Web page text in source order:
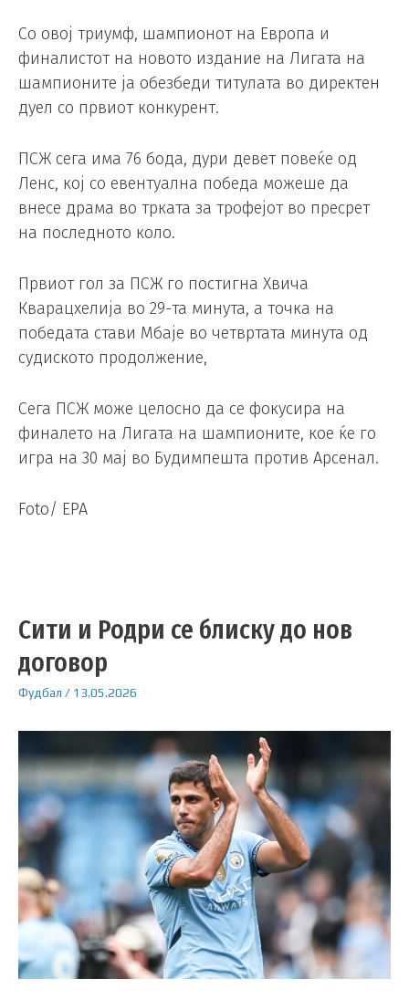
Со овој триумф, шампионот на Европа и
финалистот на новото издание на Лигата на
шампионите ја обезбеди титулата во директен
дуел со првиот конкурент.
ПСЖ сега има 76 бода, дури девет повеќе од
Ленс, кој со евентуална победа можеше да
внесе драма во трката за трофејот во пресрет
на последното коло.
Првиот гол за ПСЖ го постигна Хвича
Кварацхелија во 29-та минута, а точка на
победата стави Мбаје во четвртата минута од
судиското продолжение,
Сега ПСЖ може целосно да се фокусира на
финалето на Лигата на шампионите, кое ќе го
игра на 30 мај во Будимпешта против Арсенал.
Foto/ EPA
Сити и Родри се блиску до нов
договор
Фудбал / 13.05.2026